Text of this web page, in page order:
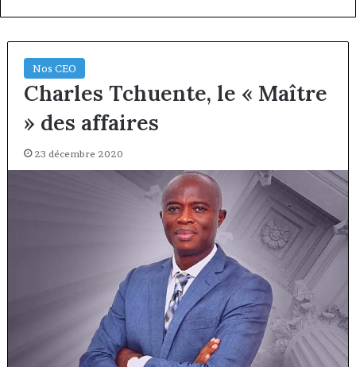
Nos CEO
Charles Tchuente, le « Maître
» des affaires
23 décembre 2020